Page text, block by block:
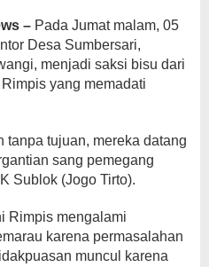
– Pada Jumat malam, 05
Desa Sumbersari,
menjadi saksi bisu dari
yang memadati
tanpa tujuan, mereka datang
sang pemegang
Sublok (Jogo Tirto).
Rimpis mengalami
karena permasalahan
muncul karena